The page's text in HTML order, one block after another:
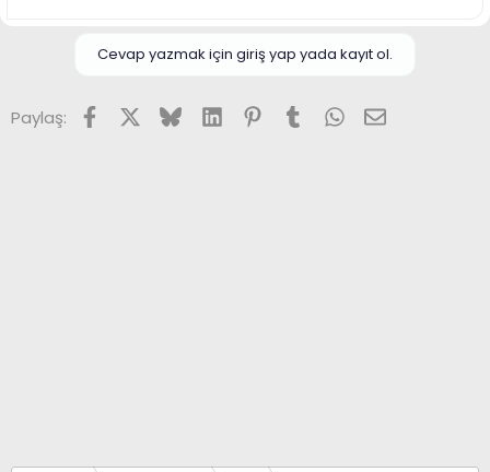
Cevap yazmak için giriş yap yada kayıt ol.
Paylaş: FacebookX (Twitter)
BlueskyLinkedInPinterest
TumblrWhatsApp
E-posta